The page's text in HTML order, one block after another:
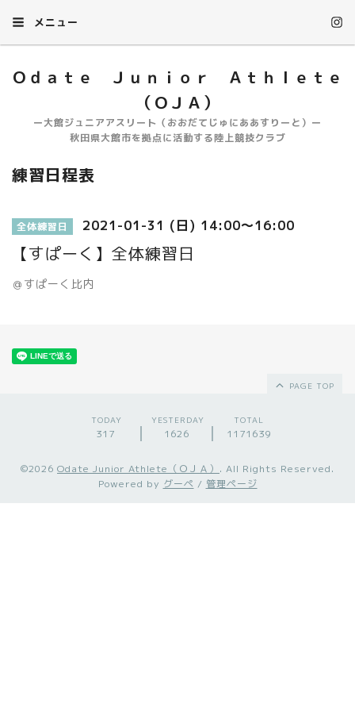
メニュー
Ｏｄａｔｅ Ｊｕｎｉｏｒ Ａｔｈｌｅｔｅ
（ＯＪＡ）
ー大館ジュニアアスリート（おおだてじゅにああすりーと）ー
秋田県大館市を拠点に活動する陸上競技クラブ
練習日程表
全体練習日 2021-01-31 (日) 14:00～16:00
【すぱーく】全体練習日
＠すぱーく比内
PAGE TOP
TODAY
317
YESTERDAY
1626
TOTAL
1171639
©2026 Odate Junior Athlete（ＯＪＡ） . All Rights Reserved.
Powered by グーペ / 管理ページ